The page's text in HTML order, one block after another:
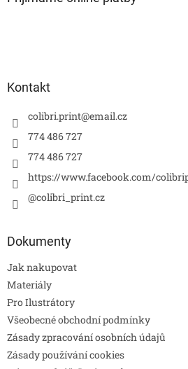
Kontakt
colibri.print@email.cz
774 486 727
774 486 727
https://www.facebook.com/
@colibri_print.cz
Dokumenty
Jak nakupovat
Materiály
Pro Ilustrátory
Všeobecné obchodní podmínky
Zásady zpracování osobních údajů
Zásady používání cookies